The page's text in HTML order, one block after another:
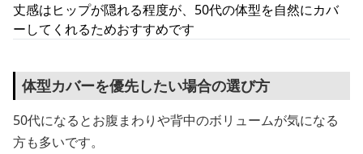
丈感はヒップが隠れる程度が、50代の体型を自然にカバ
ーしてくれるためおすすめです
体型カバーを優先したい場合の選び方
50代になるとお腹まわりや背中のボリュームが気になる
方も多いです。